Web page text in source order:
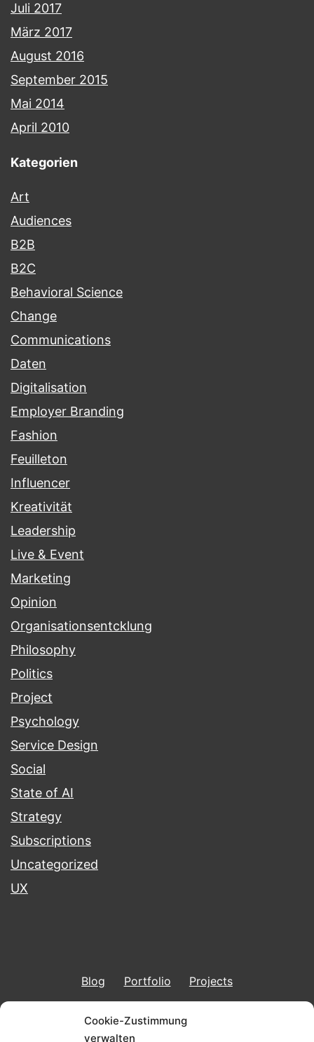
Cookie-Zustimmung
verwalten
Juli 2017
März 2017
August 2016
September 2015
Mai 2014
April 2010
Kategorien
Art
Audiences
B2B
B2C
Behavioral Science
Change
Communications
Daten
Digitalisation
Employer Branding
Fashion
Feuilleton
Influencer
Kreativität
Leadership
Live & Event
Marketing
Opinion
Organisationsentcklung
Philosophy
Politics
Project
Psychology
Service Design
Social
State of AI
Strategy
Subscriptions
Uncategorized
UX
Blog Portfolio Projects
Imprint & Data Protection